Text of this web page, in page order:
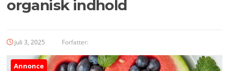
organisk indhold
juli 3, 2025 Forfatter:
Annonce